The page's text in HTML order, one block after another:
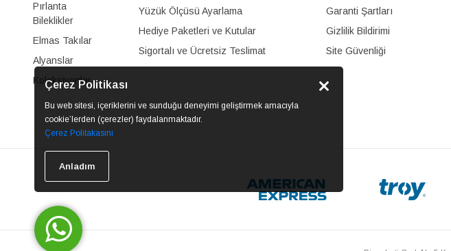
Çerez Politikası
Bu web sitesi, içeriklerini ve sunduğu deneyimi geliştirmek amacıyla
cookie’lerden (çerezler) faydalanmaktadır.
Çerez Politakasını
Anladım
Pırlanta
Bileklikler
Elmas Takılar
Alyanslar
Koleksiyonlar
Yüzük Ölçüsü Ayarlama
Hediye Paketleri ve Kutular
Sigortalı ve Ücretsiz Teslimat
Garanti Şartları
Gizlilik Bildirimi
Site Güvenliği